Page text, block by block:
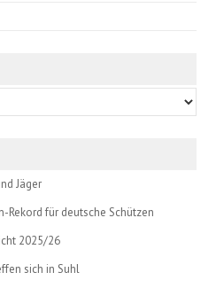
Jäger
für deutsche Schützen
2025/26
sich in Suhl